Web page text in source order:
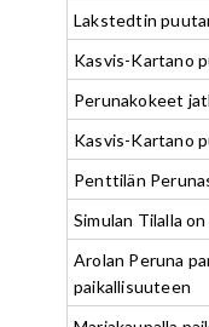
Lakstedtin
Kasvis-Kartano
Perunakokeet
Kasvis-Kartano
Penttilän
Simulan Tilalla
Arolan Peruna
paikallisuuteen